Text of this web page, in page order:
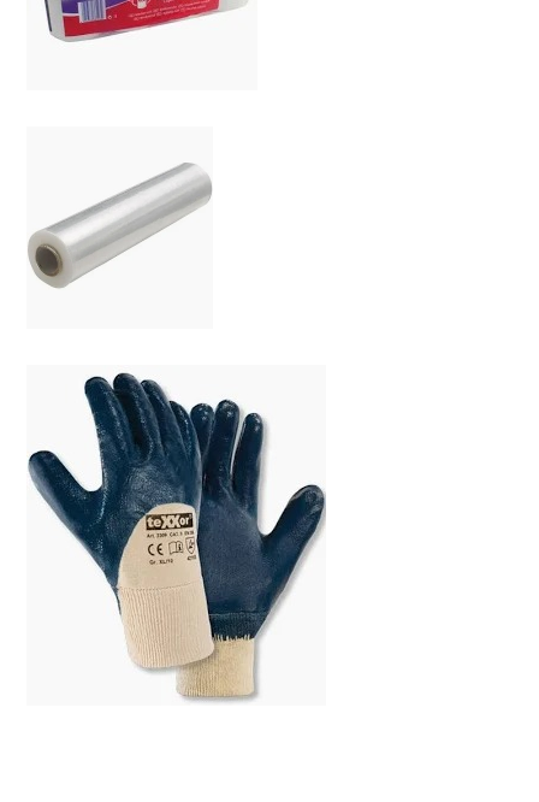
Stretchfolie
Stretchfolie – Sichere Transportsicherung &
Optimaler Ladungsschutz
Nitrillhandschuhe
Nitrilhandschuhe – Sağlam Schutz ve
Optimale Passform